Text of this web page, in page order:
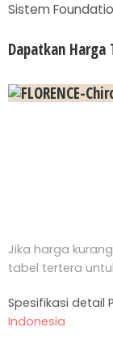
Sistem
Dapatkan Harga
Jika harga
tabel tertera
Spesifikasi detail
Indonesia